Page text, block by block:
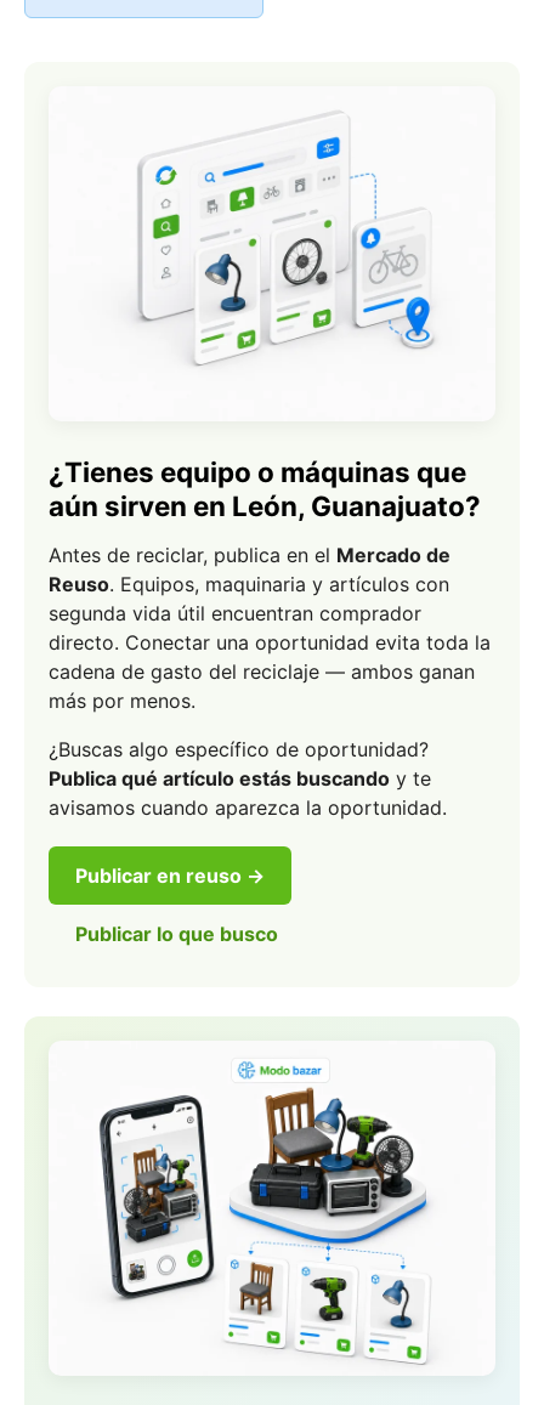
¿Tienes equipo o máquinas que
aún sirven en León, Guanajuato?
Antes de reciclar, publica en el Mercado de
Reuso. Equipos, maquinaria y artículos con
segunda vida útil encuentran comprador
directo. Conectar una oportunidad evita toda la
cadena de gasto del reciclaje — ambos ganan
más por menos.
¿Buscas algo específico de oportunidad?
Publica qué artículo estás buscando y te
avisamos cuando aparezca la oportunidad.
Publicar en reuso →
Publicar lo que busco